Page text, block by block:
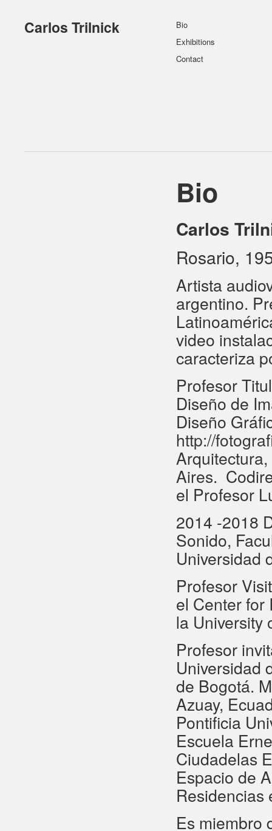
Carlos Trilnick
Bio
Exhibitions
Contact
Bio
Carlos
Rosario,
Artista
argentino.
video
caracteriza
Profesor
Diseño de
Diseño
http://
Aires.
el Profesor
2014 -2018
Sonido,
Universidad
Profesor
el Center for
la University
Profesor
Universidad
de Bogotá.
Azuay,
Pontificia
Escuela
Ciudadelas
Espacio de
Residencias
Es miembro